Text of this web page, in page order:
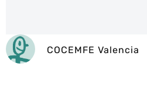
COCEMFE Valencia